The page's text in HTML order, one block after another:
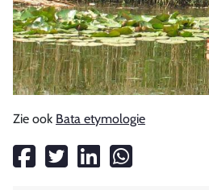
Zie ook Bata etymologie